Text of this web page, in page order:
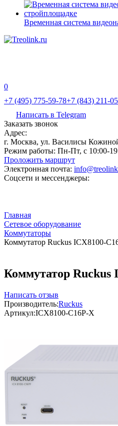
Временная система
0
+7 (495) 775-59-78+7 (843) 211-
Написать в Telegram
Заказать звонок
Адрес:
г. Москва, ул. Василисы
Режим работы: Пн-Пт, с 10:00-
Проложить маршрут
Электронная почта:
Соцсети и мессенджеры:
Главная
Сетевое оборудование
Коммутаторы
Коммутатор Ruckus ICX8100-
Коммутатор Ruckus
Написать отзыв
Производитель:Ruckus
Артикул:ICX8100-C16P-X